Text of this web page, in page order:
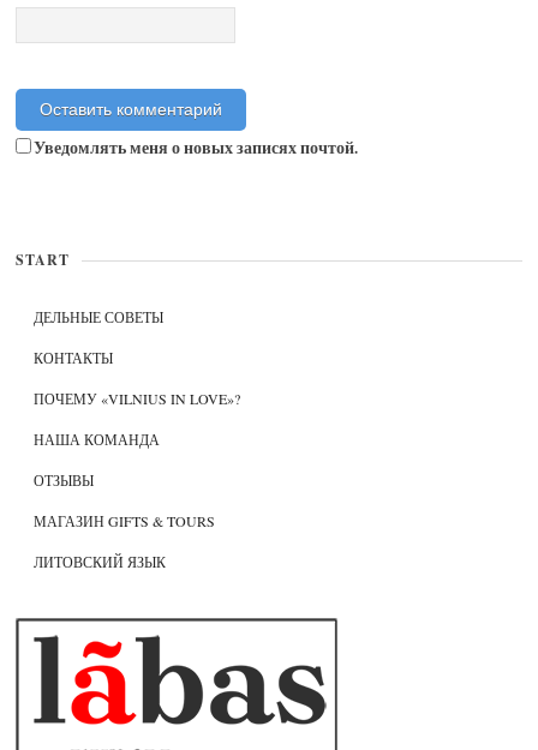
Уведомлять меня о новых записях почтой.
START
ДЕЛЬНЫЕ СОВЕТЫ
КОНТАКТЫ
ПОЧЕМУ «VILNIUS IN LOVE»?
НАША КОМАНДА
ОТЗЫВЫ
МАГАЗИН GIFTS & TOURS
ЛИТОВСКИЙ ЯЗЫК